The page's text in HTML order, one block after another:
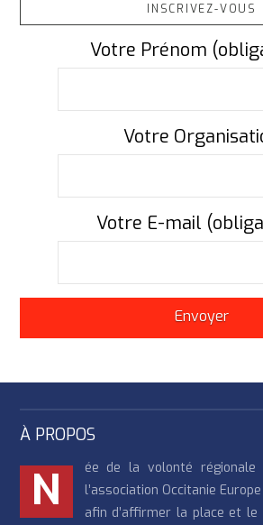
INSCRIVEZ-VOUS
Votre Prénom
Votre
Votre E-mail
À PROPOS
N
ée de la volonté régionale
l’association Occitanie
afin d’affirmer la place et